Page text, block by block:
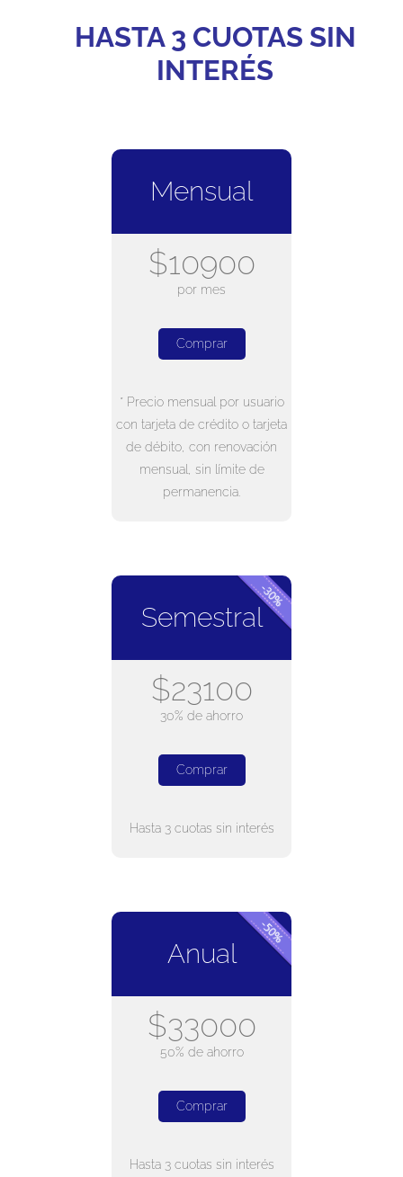
HASTA 3 CUOTAS SIN
INTERÉS
Mensual
$10900
por mes
Comprar
* Precio mensual por usuario
con tarjeta de crédito o tarjeta
de débito, con renovación
mensual, sin límite de
permanencia.
Semestral
$23100
30% de ahorro
Comprar
Hasta 3 cuotas sin interés
Anual
$33000
50% de ahorro
Comprar
Hasta 3 cuotas sin interés